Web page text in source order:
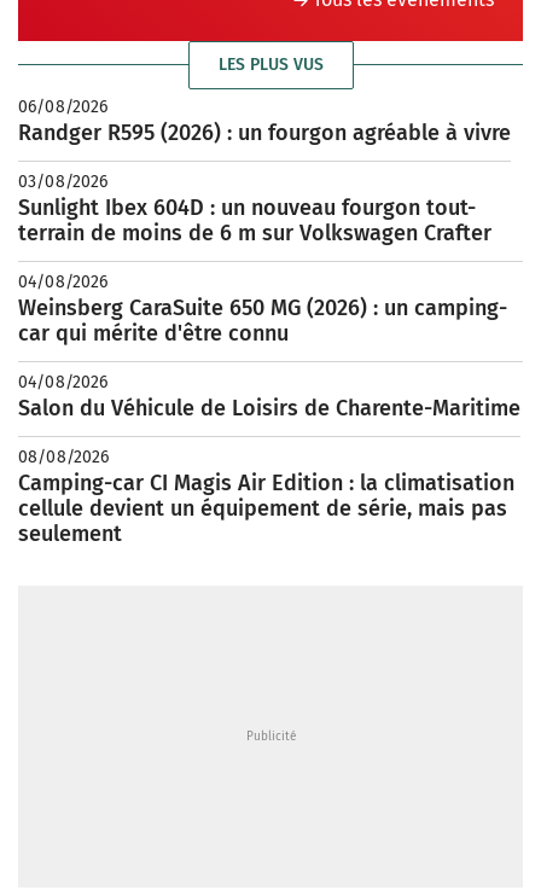
LES PLUS VUS
06/08/2026
Randger R595 (2026) : un fourgon agréable à vivre
03/08/2026
Sunlight Ibex 604D : un nouveau fourgon tout-
terrain de moins de 6 m sur Volkswagen Crafter
04/08/2026
Weinsberg CaraSuite 650 MG (2026) : un camping-
car qui mérite d'être connu
04/08/2026
Salon du Véhicule de Loisirs de Charente-Maritime
08/08/2026
Camping-car CI Magis Air Edition : la climatisation
cellule devient un équipement de série, mais pas
seulement